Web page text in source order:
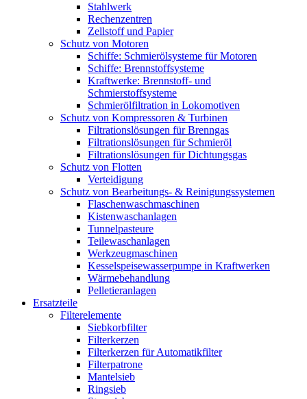
Stahlwerk
Rechenzentren
Zellstoff und Papier
Schutz von Motoren
Schiffe: Schmierölsysteme für Motoren
Schiffe: Brennstoffsysteme
Kraftwerke: Brennstoff- und
Schmierstoffsysteme
Schmierölfiltration in Lokomotiven
Schutz von Kompressoren & Turbinen
Filtrationslösungen für Brenngas
Filtrationslösungen für Schmieröl
Filtrationslösungen für Dichtungsgas
Schutz von Flotten
Verteidigung
Schutz von Bearbeitungs- & Reinigungssystemen
Flaschenwaschmaschinen
Kistenwaschanlagen
Tunnelpasteure
Teilewaschanlagen
Werkzeugmaschinen
Kesselspeisewasserpumpe in Kraftwerken
Wärmebehandlung
Pelletieranlagen
Ersatzteile
Filterelemente
Siebkorbfilter
Filterkerzen
Filterkerzen für Automatikfilter
Filterpatrone
Mantelsieb
Ringsieb